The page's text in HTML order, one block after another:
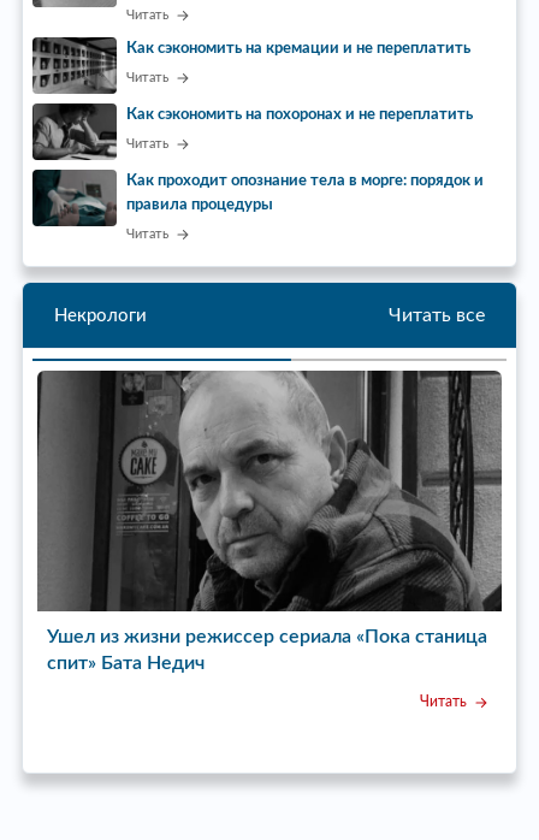
Читать
Как сэкономить на кремации и не переплатить
Читать
Как сэкономить на похоронах и не переплатить
Читать
Как проходит опознание тела в морге: порядок и
правила процедуры
Читать
Некрологи Читать все
Ушел из жизни режиссер сериала «Пока станица
спит» Бата Недич
Читать